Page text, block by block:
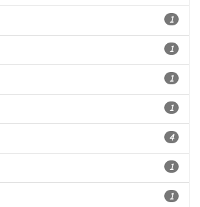
1
1
1
1
4
1
1